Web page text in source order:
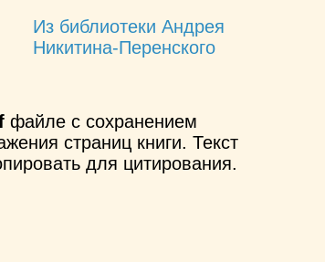
Из библиотеки Андрея
Никитина-Перенского
файле с сохранением
страниц книги. Текст
для цитирования.